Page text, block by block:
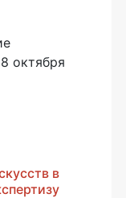
октября
в